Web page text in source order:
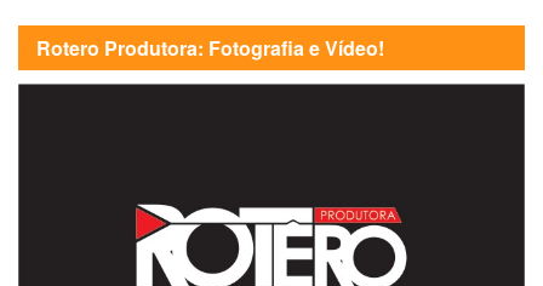
Rotero Produtora: Fotografia e Vídeo!